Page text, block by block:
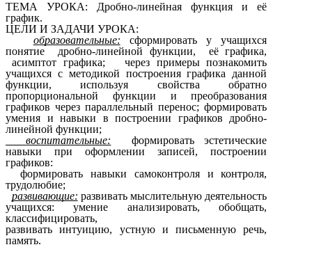
ТЕМА УРОКА: Дробно-линейная функция и её
график.
ЦЕЛИ И ЗАДАЧИ УРОКА:
образовательные: сформировать у учащихся
понятие дробно-линейной функции, её графика,
асимптот графика; через примеры познакомить
учащихся с методикой построения графика данной
функции, используя свойства обратно
пропорциональной функции и преобразования
графиков через параллельный перенос; формировать
умения и навыки в построении графиков дробно-
линейной функции;
воспитательные:
формировать эстетические
навыки при оформлении записей, построении
графиков:
формировать навыки самоконтроля и контроля,
трудолюбие;
развивающие: развивать мыслительную деятельность
учащихся: умение анализировать, обобщать,
классифицировать,
развивать интуицию, устную и письменную речь,
память.